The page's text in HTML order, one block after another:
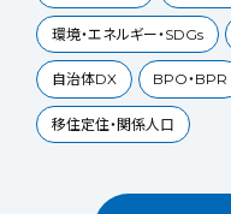
・エネルギー・SDGs ダイバー
体DX BPO・BPR 調査
定住・関係人口